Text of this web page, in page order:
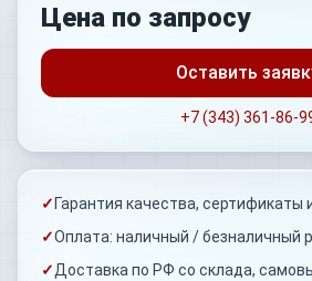
Цена по запросу
Оставить
+7 (343) 361-86-
✓ Гарантия качества, сертификаты
✓Оплата: наличный / безналичный
✓Доставка по РФ со склада,